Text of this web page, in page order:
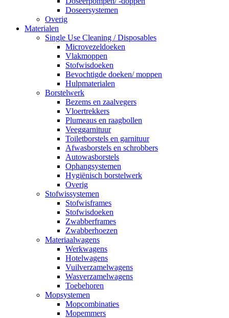
Doseersystemen
Overig
Materialen
Single Use Cleaning / Disposables
Microvezeldoeken
Vlakmoppen
Stofwisdoeken
Bevochtigde doeken/ moppen
Hulpmaterialen
Borstelwerk
Bezems en zaalvegers
Vloertrekkers
Plumeaus en raagbollen
Veeggarnituur
Toiletborstels en garnituur
Afwasborstels en schrobbers
Autowasborstels
Ophangsystemen
Hygiënisch borstelwerk
Overig
Stofwissystemen
Stofwisframes
Stofwisdoeken
Zwabberframes
Zwabberhoezen
Materiaalwagens
Werkwagens
Hotelwagens
Vuilverzamelwagens
Wasverzamelwagens
Toebehoren
Mopsystemen
Mopcombinaties
Mopemmers